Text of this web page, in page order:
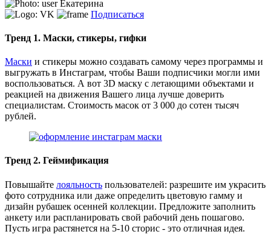
Екатерина
Подписаться
Тренд 1. Маски, стикеры, гифки
Маски и стикеры можно создавать самому через программы и
выгружать в Инстаграм, чтобы Ваши подписчики могли ими
воспользоваться. А вот 3D маску с летающими объектами и
реакцией на движения Вашего лица лучше доверить
специалистам. Стоимость масок от 3 000 до сотен тысяч
рублей.
Тренд 2. Геймификация
Повышайте лояльность пользователей: разрешите им украсить
фото сотрудника или даже определить цветовую гамму и
дизайн рубашек осенней коллекции. Предложите заполнить
анкету или распланировать свой рабочий день пошагово.
Пусть игра растянется на 5-10 сторис - это отличная идея.